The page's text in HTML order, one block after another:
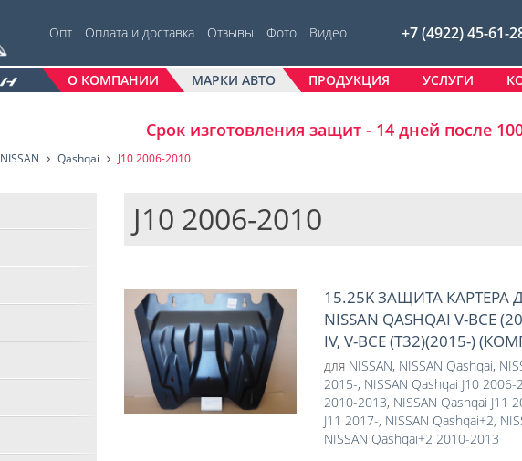
Опт Оплата и доставка Отзывы Фото Видео +7 (4922) 45-61-
О КОМПАНИИ МАРКИ АВТО ПРОДУКЦИЯ УСЛУГИ
Срок изготовления защит - 14 дней после
NISSAN Qashqai J10 2006-2010
J10 2006-2010
15.25K ЗАЩИТА КАРТЕРА
NISSAN QASHQAI V-ВСЕ
IV, V-ВСЕ (Т32)(2015-)
для NISSAN, NISSAN Qashqai,
2015-, NISSAN Qashqai J10 2006-
2010-2013, NISSAN Qashqai J11
J11 2017-, NISSAN Qashqai+2,
NISSAN Qashqai+2 2010-2013